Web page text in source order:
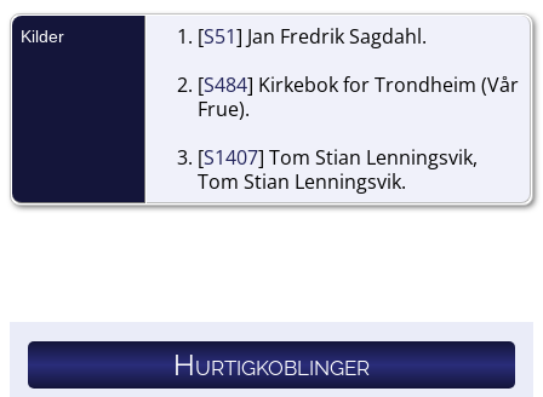
Kilder [S51] Jan Fredrik Sagdahl.
[S484] Kirkebok for Trondheim (Vår
Frue).
[S1407] Tom Stian Lenningsvik,
Tom Stian Lenningsvik.
Hurtigkoblinger